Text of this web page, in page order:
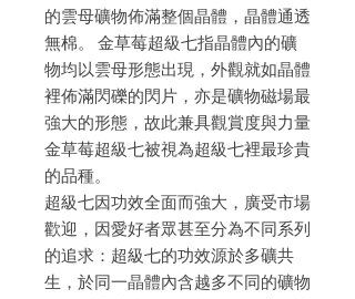
的雲母礦物佈滿整個晶體，晶體通透
無棉。 金草莓超級七指晶體內的礦
物均以雲母形態出現，外觀就如晶體
裡佈滿閃礫的閃片，亦是礦物磁場最
強大的形態，故此兼具觀賞度與力量
金草莓超級七被視為超級七裡最珍貴
的品種。
超級七因功效全面而強大，廣受市場
歡迎，因愛好者眾甚至分為不同系列
的追求：超級七的功效源於多礦共
生，於同一晶體內含越多不同的礦物